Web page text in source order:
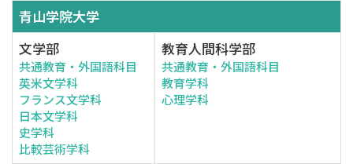
青山学院大学
文学部
共通教育・外国語科目
英米文学科
フランス文学科
日本文学科
史学科
比較芸術学科
教育人間科学部
共通教育・外国語科目
教育学科
心理学科